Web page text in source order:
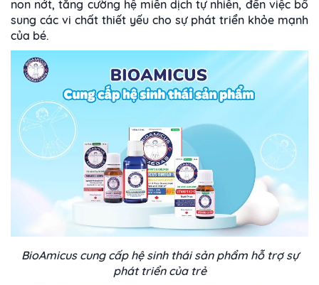
non nớt, tăng cường hệ miễn dịch tự nhiên, đến việc bổ
sung các vi chất thiết yếu cho sự phát triển khỏe mạnh
của bé.
BioAmicus cung cấp hệ sinh thái sản phẩm hỗ trợ sự
phát triển của trẻ